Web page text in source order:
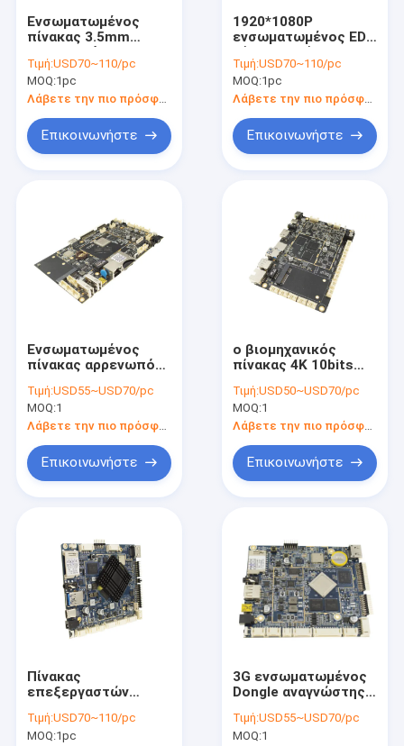
Σπίτι
Προϊόντα
Γύρος εργοστασίων
Ποιοτικός έλεγχος
Ειδήσεις
Gallery
Ενσωματωμένος πίνακας συστημάτων
Ενσωματωμένος πίνακας ΒΡΑΧΙΟΝΩΝ
Ενσωματωμένος πίνακας Linux
Ενσωματωμένος
πίνακας 3.5mm
ΒΡΑΧΙΌΝΩΝ
μικροϋπολογιστών
SD υποδοχή κάρτας
4,0
Τιμή:USD70~110/pc
MOQ:1pc
Λάβετε την πιο πρόσφατη τιμή
Επικοινωνήστε
1920*1080P
ενσωματωμένος EDP
διεπαφή USB 3,0
υποστήριξη SATA
Linux επίδειξης
Τιμή:USD70~110/pc
MOQ:1pc
Επικοινωνήστε
Ενσωματωμένος
πίνακας αρρενωπό
το συνεχές ρεύμα
στη διπλή διεπαφή
οθόνης
Τιμή:USD55~USD70/pc
MOQ:1
Λάβετε την πιο πρόσφατη τιμή
Επικοινωνήστε
ο βιομηχανικός
πίνακας 4K 10bits
3,0 HDR10 HLG HDR
ενσωμάτωσε τον
πίνακα ανάπτυξης
Τιμή:USD50~USD70/pc
MOQ:1
Επικοινωνήστε
Πίνακας
επεξεργαστών
πυρήνων,
ενσωματωμένος
Τιμή:USD70~110/pc
MOQ:1pc
3G ενσωματωμένος
Dongle αναγνώστης
ενότητας πινάκων
NFC ΒΡΑΧΙΟΝΩΝ
Τιμή:USD55~USD70/pc
MOQ:1